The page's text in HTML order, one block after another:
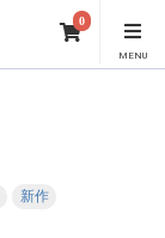
0
MENU
新作